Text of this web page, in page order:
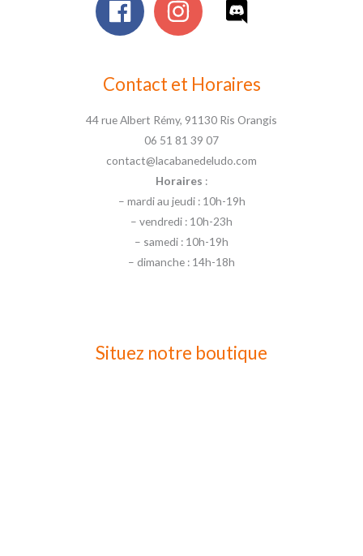
Contact et Horaires
44 rue Albert Rémy, 91130 Ris Orangis
06 51 81 39 07
contact@lacabanedeludo.com
Horaires :
– mardi au jeudi : 10h-19h
– vendredi : 10h-23h
– samedi : 10h-19h
– dimanche : 14h-18h
Situez notre boutique